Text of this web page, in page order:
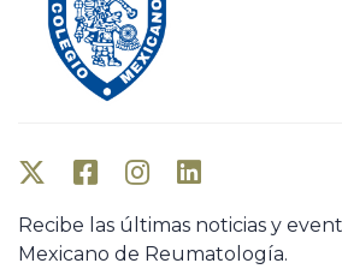
Recibe las últimas noticias y
Mexicano de Reumatología.